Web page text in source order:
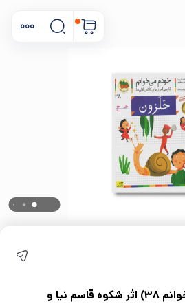
کتاب حلزون (خودم می خوانم 38) اثر شکوه قاسم نیا و